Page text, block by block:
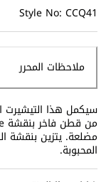
Style No: CCQ41
ملاحظات المحرر
سيكمل هذا
مضلعة. يتزين بنقشة
المحبوبة.